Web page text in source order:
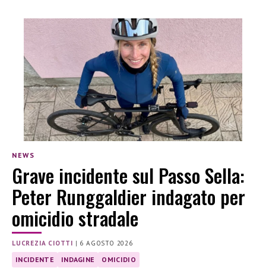
NEWS
Grave incidente sul Passo Sella:
Peter Runggaldier indagato per
omicidio stradale
LUCREZIA CIOTTI | 6 AGOSTO 2026
INCIDENTE INDAGINE OMICIDIO